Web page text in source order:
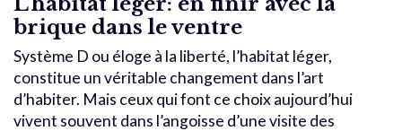
brique dans le ventre
Système D ou éloge à la liberté, l’habitat léger,
constitue un véritable changement dans l’art
d’habiter. Mais ceux qui font ce choix aujourd’hui
vivent souvent dans l’angoisse d’une visite des